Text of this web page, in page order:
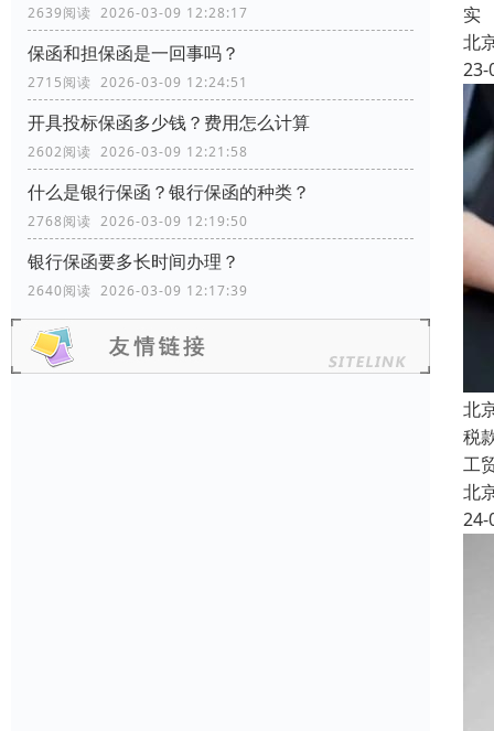
2639阅读 2026-03-09 12:28:17
保函和担保函是一回事吗？
2715阅读 2026-03-09 12:24:51
开具投标保函多少钱？费用怎么计算
2602阅读 2026-03-09 12:21:58
什么是银行保函？银行保函的种类？
2768阅读 2026-03-09 12:19:50
银行保函要多长时间办理？
2640阅读 2026-03-09 12:17:39
实
北
23-
北
税
工
北
24-